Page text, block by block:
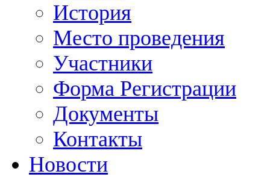
История
Место проведения
Участники
Форма Регистрации
Документы
Контакты
Новости